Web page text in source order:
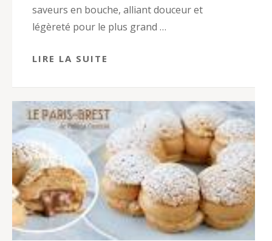
saveurs en bouche, alliant douceur et
légèreté pour le plus grand …
LIRE LA SUITE